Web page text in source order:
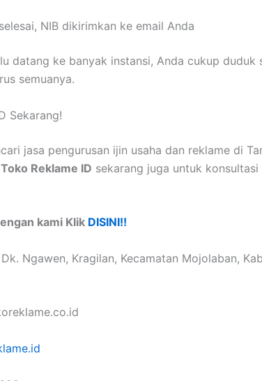
NIB dikirimkan ke email Anda
datang ke banyak instansi, Anda cukup duduk
semuanya.
Sekarang!
jasa pengurusan ijin usaha dan reklame di
Toko Reklame ID sekarang juga untuk
kami Klik DISINI!!
Dk. Ngawen, Kragilan, Kecamatan Mojolaban,